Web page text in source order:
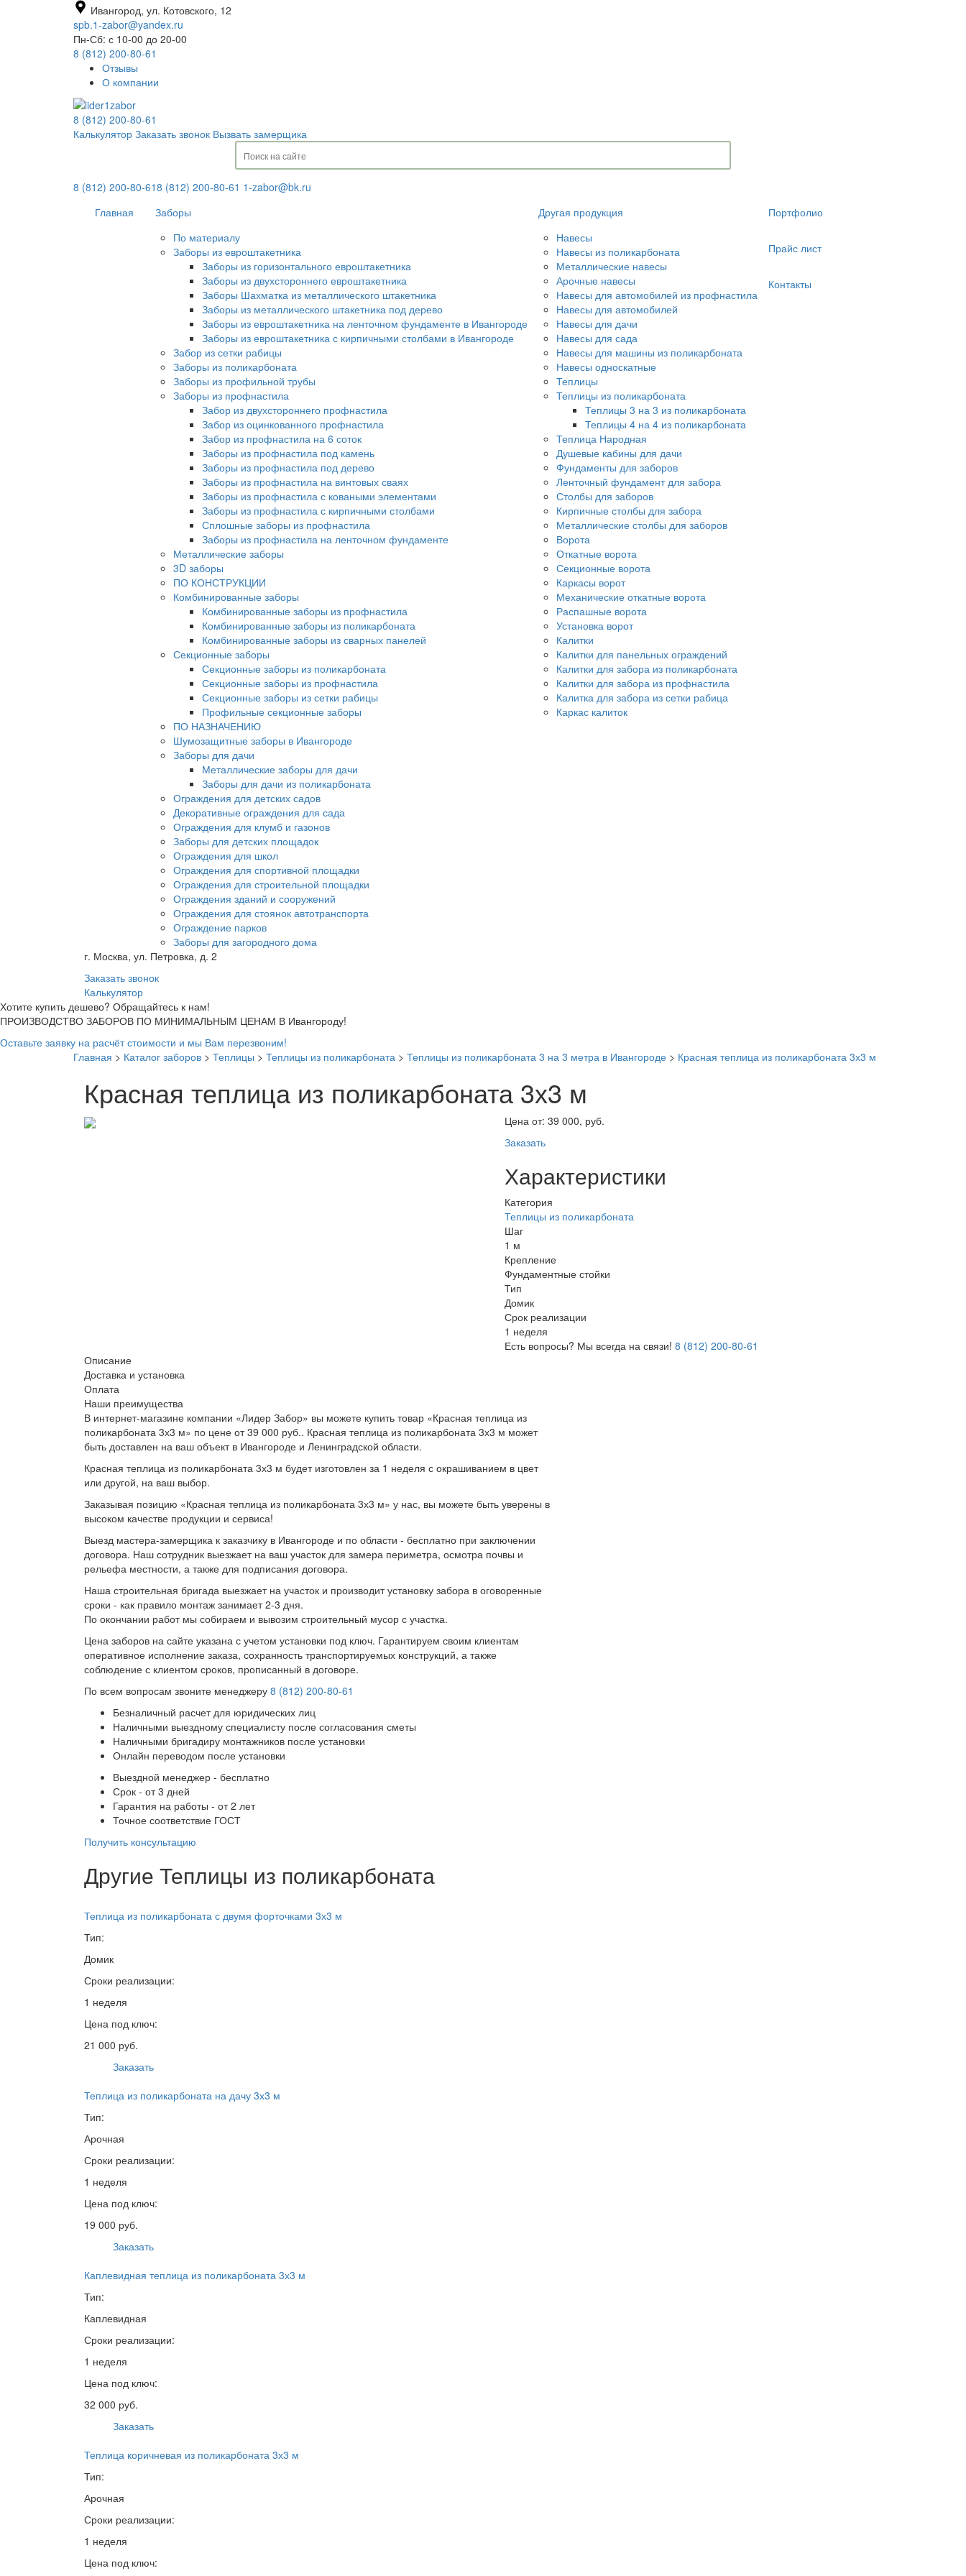
Ивангород, ул. Котовского, 12
spb.1-zabor@yandex.ru
Пн-Сб: с 10-00 до 20-00
8 (812) 200-80-61
Отзывы
О компании
8 (812) 200-80-61
Калькулятор Заказать звонок Вызвать замерщика
8 (812) 200-80-61
Главная
Заборы
По материалу
Заборы из евроштакетника
Заборы из горизонтального евроштакетника
Заборы из двухстороннего евроштакетника
Заборы Шахматка из металлического штакетника
Заборы из металлического штакетника под дерево
Заборы из евроштакетника на ленточном фундаменте в Ивангороде
Заборы из евроштакетника с кирпичными столбами в Ивангороде
Забор из сетки рабицы
Заборы из поликарбоната
Заборы из профильной трубы
Заборы из профнастила
Забор из двухстороннего профнастила
Забор из оцинкованного профнастила
Забор из профнастила на 6 соток
Заборы из профнастила под камень
Заборы из профнастила под дерево
Заборы из профнастила на винтовых сваях
Заборы из профнастила с коваными элементами
Заборы из профнастила с кирпичными столбами
Сплошные заборы из профнастила
Заборы из профнастила на ленточном фундаменте
Металлические заборы
3D заборы
ПО КОНСТРУКЦИИ
Комбинированные заборы
Комбинированные заборы из профнастила
Комбинированные заборы из поликарбоната
Комбинированные заборы из сварных панелей
Секционные заборы
Секционные заборы из поликарбоната
Секционные заборы из профнастила
Секционные заборы из сетки рабицы
Профильные секционные заборы
ПО НАЗНАЧЕНИЮ
Шумозащитные заборы в Ивангороде
Заборы для дачи
Металлические заборы для дачи
Заборы для дачи из поликарбоната
Ограждения для детских садов
Декоративные ограждения для сада
Ограждения для клумб и газонов
Заборы для детских площадок
Ограждения для школ
Ограждения для спортивной площадки
Ограждения для строительной площадки
Ограждения зданий и сооружений
Ограждения для стоянок автотранспорта
Ограждение парков
Заборы для загородного дома
Другая продукция
Навесы
Навесы из поликарбоната
Металлические навесы
Арочные навесы
Навесы для автомобилей из профнастила
Навесы для автомобилей
Навесы для дачи
Навесы для сада
Навесы для машины из поликарбоната
Навесы односкатные
Теплицы
Теплицы из поликарбоната
Теплицы 3 на 3 из поликарбоната
Теплицы 4 на 4 из поликарбоната
Теплица Народная
Душевые кабины для дачи
Фундаменты для заборов
Ленточный фундамент для забора
Столбы для заборов
Кирпичные столбы для забора
Металлические столбы для заборов
Ворота
Откатные ворота
Секционные ворота
Каркасы ворот
Механические откатные ворота
Распашные ворота
Установка ворот
Калитки
Калитки для панельных ограждений
Калитки для забора из поликарбоната
Калитки для забора из профнастила
Калитка для забора из сетки рабица
Каркас калиток
Портфолио
Прайс лист
Контакты
8 (812) 200-80-61 1-zabor@bk.ru
г. Москва, ул. Петровка, д. 2
Заказать звонок
Калькулятор
Хотите купить дешево? Обращайтесь к нам!
ПРОИЗВОДСТВО ЗАБОРОВ ПО МИНИМАЛЬНЫМ ЦЕНАМ В Ивангороду!
Оставьте заявку на расчёт стоимости и мы Вам перезвоним!
Главная > Каталог заборов > Теплицы > Теплицы из поликарбоната > Теплицы из поликарбоната 3 на 3 метра в Ивангороде > Красная теплица из поликарбоната 3х3 м
Красная теплица из поликарбоната 3х3 м
Цена от: 39 000, руб.
Заказать
Характеристики
Категория
Теплицы из поликарбоната
Шаг
1 м
Крепление
Фундаментные стойки
Тип
Домик
Срок реализации
1 неделя
Есть вопросы? Мы всегда на связи! 8 (812) 200-80-61
Описание
Доставка и установка
Оплата
Наши преимущества
В интернет-магазине компании «Лидер Забор» вы можете купить товар «Красная теплица из
поликарбоната 3х3 м» по цене от 39 000 руб.. Красная теплица из поликарбоната 3х3 м может
быть доставлен на ваш объект в Ивангороде и Ленинградской области.
Красная теплица из поликарбоната 3х3 м будет изготовлен за 1 неделя с окрашиванием в цвет
или другой, на ваш выбор.
Заказывая позицию «Красная теплица из поликарбоната 3х3 м» у нас, вы можете быть уверены в
высоком качестве продукции и сервиса!
Выезд мастера-замерщика к заказчику в Ивангороде и по области - бесплатно при заключении
договора. Наш сотрудник выезжает на ваш участок для замера периметра, осмотра почвы и
рельефа местности, а также для подписания договора.
Наша строительная бригада выезжает на участок и производит установку забора в оговоренные
сроки - как правило монтаж занимает 2-3 дня.
По окончании работ мы собираем и вывозим строительный мусор с участка.
Цена заборов на сайте указана с учетом установки под ключ. Гарантируем своим клиентам
оперативное исполнение заказа, сохранность транспортируемых конструкций, а также
соблюдение с клиентом сроков, прописанный в договоре.
По всем вопросам звоните менеджеру 8 (812) 200-80-61
Безналичный расчет для юридических лиц
Наличными выездному специалисту после согласования сметы
Наличными бригадиру монтажников после установки
Онлайн переводом после установки
Выездной менеджер - бесплатно
Срок - от 3 дней
Гарантия на работы - от 2 лет
Точное соответствие ГОСТ
Получить консультацию
Другие Теплицы из поликарбоната
Теплица из поликарбоната с двумя форточками 3х3 м
Тип:
Домик
Сроки реализации:
1 неделя
Цена под ключ:
21 000 руб.
Заказать
Теплица из поликарбоната на дачу 3х3 м
Тип:
Арочная
Сроки реализации:
1 неделя
Цена под ключ:
19 000 руб.
Заказать
Каплевидная теплица из поликарбоната 3х3 м
Тип:
Каплевидная
Сроки реализации:
1 неделя
Цена под ключ:
32 000 руб.
Заказать
Теплица коричневая из поликарбоната 3х3 м
Тип:
Арочная
Сроки реализации:
1 неделя
Цена под ключ: